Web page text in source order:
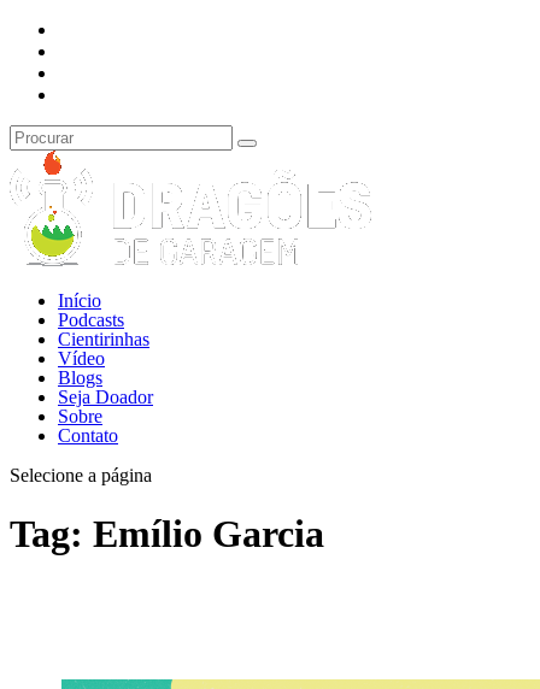
Início
Podcasts
Cientirinhas
Vídeo
Blogs
Seja Doador
Sobre
Contato
Selecione a página
Tag: Emílio Garcia